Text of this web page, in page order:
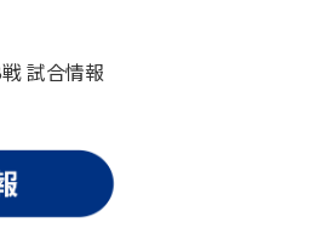
試合情報